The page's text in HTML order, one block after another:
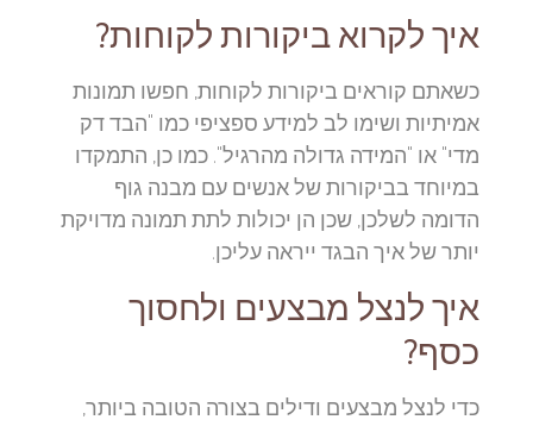
איך לקרוא ביקורות לקוחות?
כשאתם קוראים ביקורות לקוחות, חפשו תמונות
אמיתיות ושימו לב למידע ספציפי כמו "הבד דק
מדי" או "המידה גדולה מהרגיל". כמו כן, התמקדו
במיוחד בביקורות של אנשים עם מבנה גוף
הדומה לשלכן, שכן הן יכולות לתת תמונה מדויקת
יותר של איך הבגד ייראה עליכן.
איך לנצל מבצעים ולחסוך
כסף?
כדי לנצל מבצעים ודילים בצורה הטובה ביותר,